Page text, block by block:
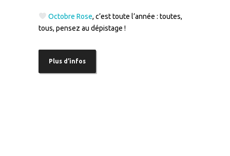
Octobre Rose, c’est toute l’année : toutes,
tous, pensez au dépistage !
Plus d’infos